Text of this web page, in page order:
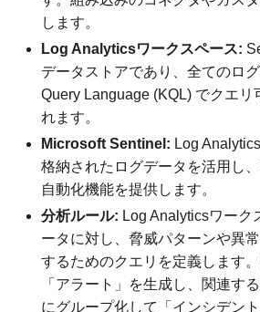
します。
Log Analyticsワークスペース:
データストアであり、全てのロ
Query Language (KQL) でクエリ
れます。
Microsoft Sentinel: Log
格納されたログデータを活用し
自動化機能を提供します。
分析ルール: Log Analyticsワーク
ータに対し、脅威パターンや異
するためのクエリを定義します
「アラート」を生成し、関連す
にグループ化して「インシデン